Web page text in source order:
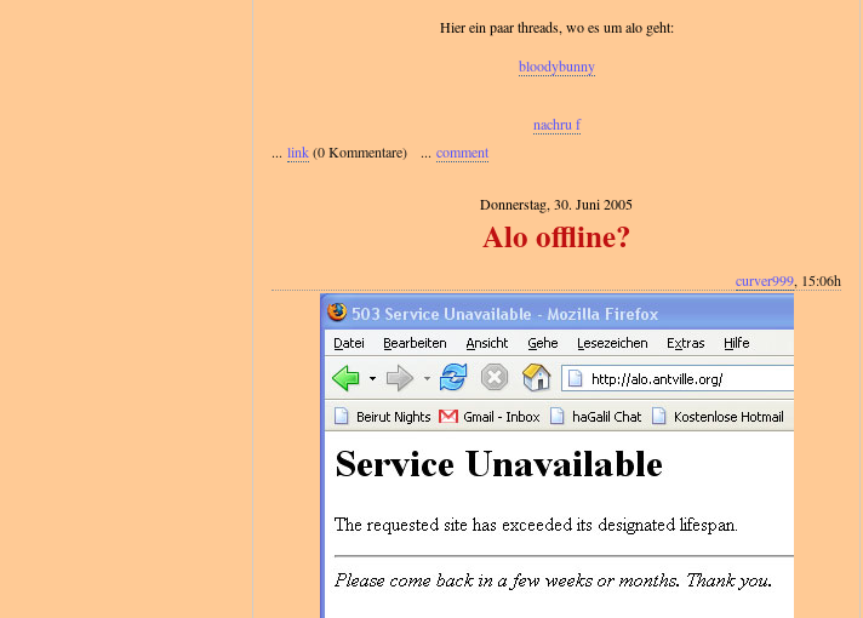
Hier ein paar threads, wo es um alo geht:
bloodybunny
nachru f
... link(0 Kommentare) ... comment
Donnerstag, 30. Juni 2005
Alo offline?
curver999, 15:06h